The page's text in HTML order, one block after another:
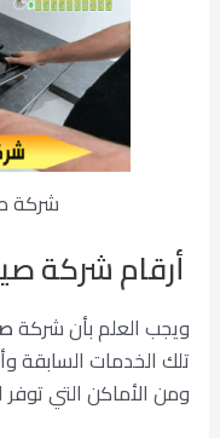
شركة
أرقام شركة
ويجب العلم بأن شركة
تلك الخدمات السابقة
ومن الأماكن التي